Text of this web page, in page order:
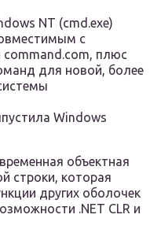
NT (cmd.exe)
с
плюс
для новой, более
Windows
объектная
строки, которая
других оболочек
.NET CLR и